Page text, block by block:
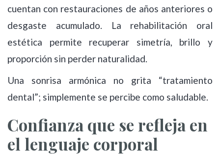
cuentan con restauraciones de años anteriores o
desgaste acumulado. La rehabilitación oral
estética permite recuperar simetría, brillo y
proporción sin perder naturalidad.
Una sonrisa armónica no grita “tratamiento
dental”; simplemente se percibe como saludable.
Confianza que se refleja en
el lenguaje corporal